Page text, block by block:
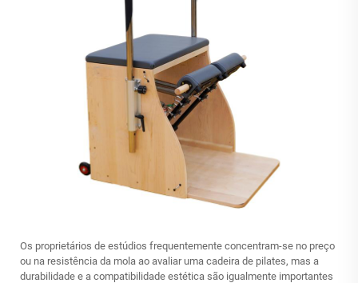
Os proprietários de estúdios frequentemente concentram-se no preço
ou na resistência da mola ao avaliar uma cadeira de pilates, mas a
durabilidade e a compatibilidade estética são igualmente importantes